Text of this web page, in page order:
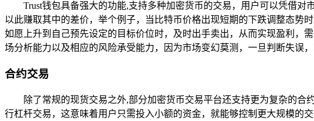
Trust钱包具备强大的功能,支持多种加密货币的交易，用户可以凭借
以此赚取其中的差价，举个例子，当比特币价格出现短期的下跌调整态势
如愿上升到自己预先设定的目标价位时，及时出手卖出，从而实现盈利，
场分析能力以及相应的风险承受能力，因为市场变幻莫测，一旦判断失误，
合约交易
除了常规的现货交易之外,部分加密货币交易平台还支持更为复杂的
行杠杆交易，这意味着用户只需投入小额的资金，就能够控制更大规模的